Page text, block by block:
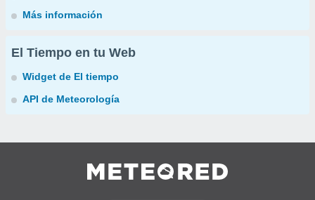
Más información
El Tiempo en tu Web
Widget de El tiempo
API de Meteorología